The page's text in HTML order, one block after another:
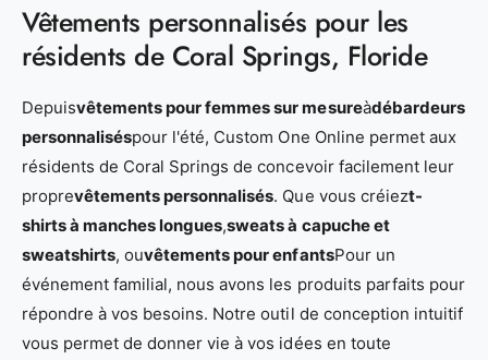
Vêtements personnalisés pour les
résidents de Coral Springs, Floride
Depuisvêtements pour femmes sur mesureàdébardeurs
personnaliséspour l'été, Custom One Online permet aux
résidents de Coral Springs de concevoir facilement leur
proprevêtements personnalisés. Que vous créiezt-
shirts à manches longues,sweats à capuche et
sweatshirts, ouvêtements pour enfantsPour un
événement familial, nous avons les produits parfaits pour
répondre à vos besoins. Notre outil de conception intuitif
vous permet de donner vie à vos idées en toute